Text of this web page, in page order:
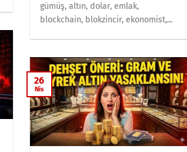
gümüş, altın, dolar, emlak,
blockchain, blokzincir, ekonomist,...
26
Nis